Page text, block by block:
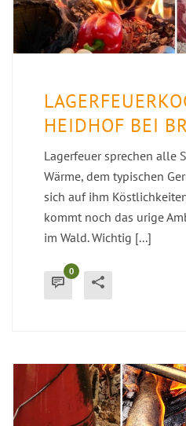
HEIDHOF BEI
Lagerfeuer sprechen alle
Wärme, dem typischen
sich auf ihm
kommt noch das urige
im Wald. Wichtig [...]
0